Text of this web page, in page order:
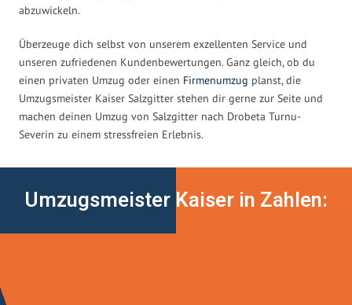
abzuwickeln.
Überzeuge dich selbst von unserem exzellenten Service und
unseren zufriedenen Kundenbewertungen. Ganz gleich, ob du
einen privaten Umzug oder einen Firmenumzug planst, die
Umzugsmeister Kaiser Salzgitter stehen dir gerne zur Seite und
machen deinen Umzug von Salzgitter nach Drobeta Turnu-
Severin zu einem stressfreien Erlebnis.
Umzugsmeister Kaiser in Zahlen: